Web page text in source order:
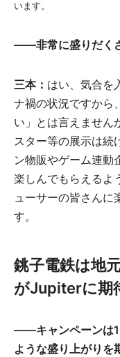
います。
――非常に盛りだく
三本： はい、気合を
ナ禍の状況ですから
い」とは言えません
スター等の展示は続
ン物販やゲーム連動
楽しんでもらえるよ
ューサーの皆さんに
す。
銚子電鉄は地
がJupiterに期
――キャンペーンは
ような盛り上がりを